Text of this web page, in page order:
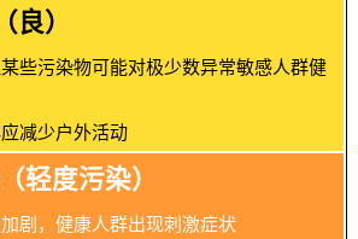
良）
些污染物可能对极少数异常敏感人群健
减少户外活动
轻度污染）
剧，健康人群出现刺激症状